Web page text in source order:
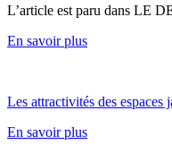
L’article est paru dans LE
En savoir plus
Les attractivités des espaces
En savoir plus